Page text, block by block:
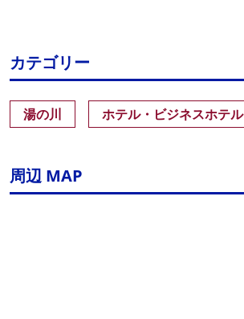
カテゴリー
湯の川 ホテル・ビジネスホテル
周辺 MAP